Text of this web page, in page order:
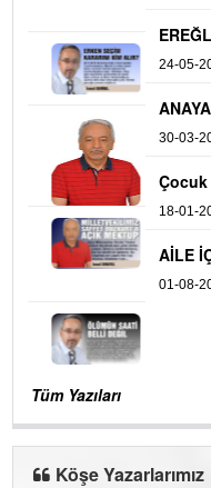
EREĞLİ
24-05-2018 | 11 : 42 24
ANAYASA
30-03-2017 | 10 : 12 54
Çocuk Gelişimi
18-01-2011 | 10 : 06 00
AİLE İÇİ ŞİDDETE
01-08-2011 | 09 : 52 10
Tüm Yazıları
Köşe Yazarlarımız